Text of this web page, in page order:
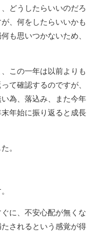
どうしたらいいのだろ
、何をしたらいいかも
も思いつかないため、
この一年は以前よりも
て確認するのですが、
為、落込み、また今年
年始に振り返ると成長
。
に、不安心配が無くな
されるという感覚が得